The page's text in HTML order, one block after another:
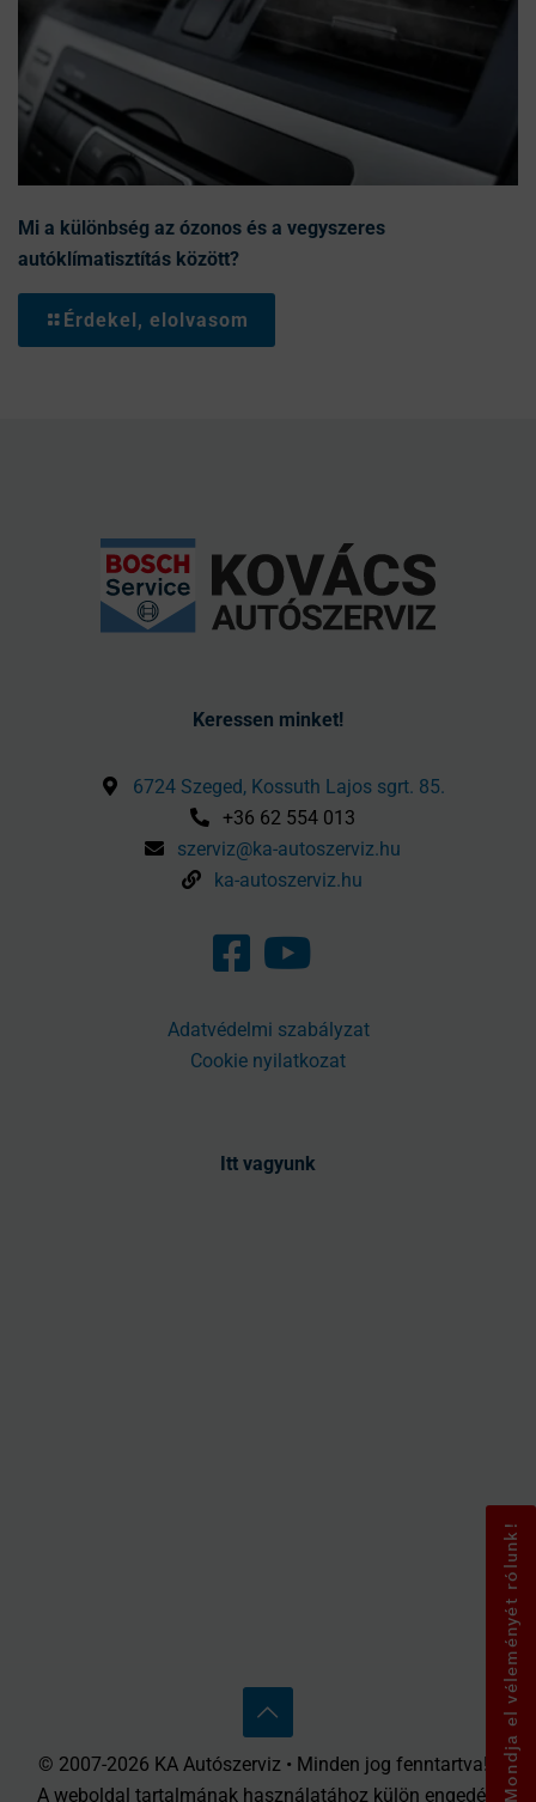
Mi a különbség az ózonos és a vegyszeres
autóklímatisztítás között?
Érdekel, elolvasom
Keressen minket!
6724 Szeged, Kossuth Lajos sgrt. 85.
+36 62 554 013
szerviz@ka-autoszerviz.hu
ka-autoszerviz.hu
Adatvédelmi szabályzat
Cookie nyilatkozat
Itt vagyunk
Mondja el véleményét rólunk!
© 2007-2026 KA Autószerviz • Minden jog fenntartva! •
A weboldal tartalmának használatához külön engedély